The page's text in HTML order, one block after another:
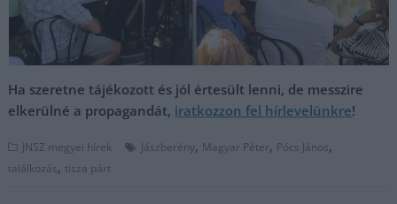
Ha szeretne tájékozott és jól értesült lenni, de messzire
elkerülné a propagandát, iratkozzon fel hírlevelünkre!
JNSZ megyei hírek Jászberény, Magyar Péter, Pócs János,
találkozás, tisza párt